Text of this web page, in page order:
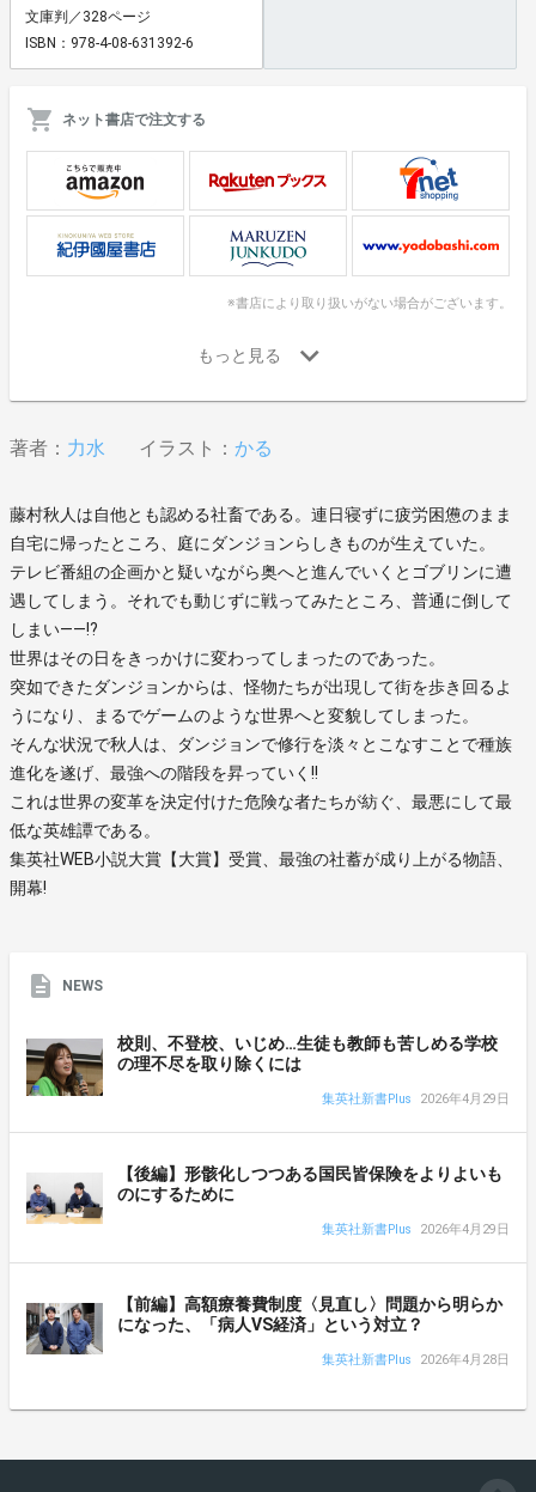
文庫判／328ページ
ISBN：978-4-08-631392-6
ネット書店で注文する
※書店により取り扱いがない場合がございます。
著者： 力水 イラスト： かる
藤村秋人は自他とも認める社畜である。連日寝ずに疲労困憊のまま
自宅に帰ったところ、庭にダンジョンらしきものが生えていた。
テレビ番組の企画かと疑いながら奥へと進んでいくとゴブリンに遭
遇してしまう。それでも動じずに戦ってみたところ、普通に倒して
しまい――!?
世界はその日をきっかけに変わってしまったのであった。
突如できたダンジョンからは、怪物たちが出現して街を歩き回るよ
うになり、まるでゲームのような世界へと変貌してしまった。
そんな状況で秋人は、ダンジョンで修行を淡々とこなすことで種族
進化を遂げ、最強への階段を昇っていく!!
これは世界の変革を決定付けた危険な者たちが紡ぐ、最悪にして最
低な英雄譚である。
集英社WEB小説大賞【大賞】受賞、最強の社蓄が成り上がる物語、
開幕!
NEWS
校則、不登校、いじめ…生徒も教師も苦しめる学校
の理不尽を取り除くには
集英社新書Plus 2026年4月29日
【後編】形骸化しつつある国民皆保険をよりよいも
のにするために
集英社新書Plus 2026年4月29日
【前編】高額療養費制度〈見直し〉問題から明らか
になった、「病人VS経済」という対立？
集英社新書Plus 2026年4月28日